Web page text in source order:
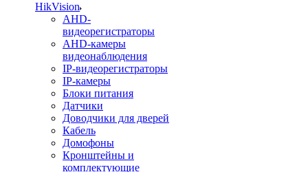
HikVision
AHD-
видеорегистраторы
AHD-камеры
видеонаблюдения
IP-видеорегистраторы
IP-камеры
Блоки питания
Датчики
Доводчики для дверей
Кабель
Домофоны
Кронштейны и
комплектующие